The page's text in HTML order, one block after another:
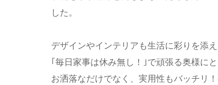
した。
デザインやインテリアも生活に彩りを添
｢毎日家事は休み無し！｣で頑張る奥様に
お洒落なだけでなく、実用性もバッチリ